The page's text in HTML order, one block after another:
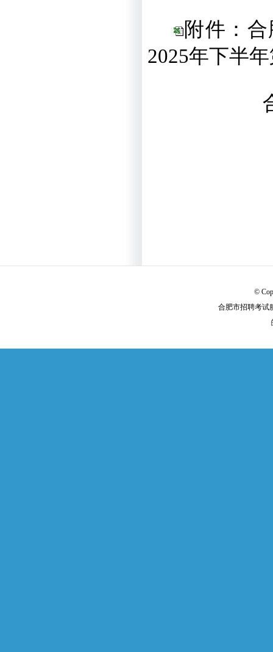
附件：
2025年下半
©
合肥市招聘考试